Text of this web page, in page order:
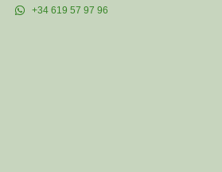
+34 619 57 97 96